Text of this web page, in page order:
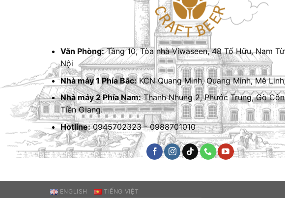
Văn Phòng:Tầng 10, Tòa nhà Viwaseen, 48 Tố Hữu, Nam
Nội
Nhà máy 1 Phía Bắc:KCN Quang Minh, Quang Minh, Mê
Nhà máy 2 Phía Nam:Thanh Nhung 2, Phước Trung, Gò
Tiền Giang.
Hotline:0945702323 - 0988701010
ENGLISH TIẾNG VIỆT